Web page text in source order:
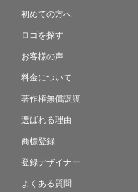
初めての方へ
ロゴを探す
お客様の声
料金について
著作権無償譲渡
選ばれる理由
商標登録
登録デザイナー
よくある質問